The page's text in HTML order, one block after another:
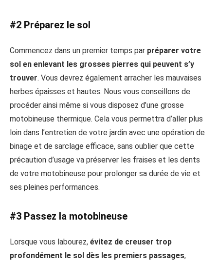
#2 Préparez le sol
Commencez dans un premier temps par préparer votre
sol en enlevant les grosses pierres qui peuvent s’y
trouver. Vous devrez également arracher les mauvaises
herbes épaisses et hautes. Nous vous conseillons de
procéder ainsi même si vous disposez d’une grosse
motobineuse thermique. Cela vous permettra d’aller plus
loin dans l’entretien de votre jardin avec une opération de
binage et de sarclage efficace, sans oublier que cette
précaution d’usage va préserver les fraises et les dents
de votre motobineuse pour prolonger sa durée de vie et
ses pleines performances.
#3 Passez la motobineuse
Lorsque vous labourez, évitez de creuser trop
profondément le sol dès les premiers passages,